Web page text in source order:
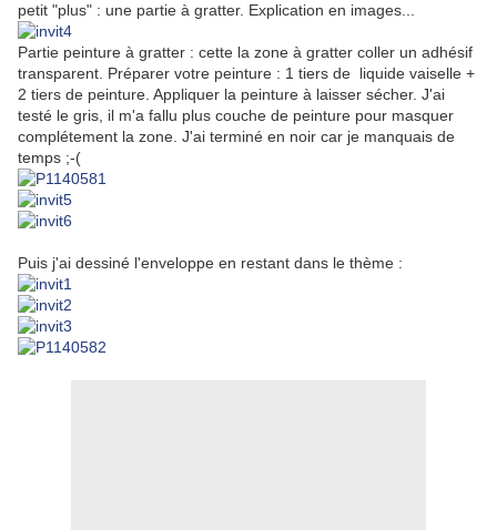
petit "plus" : une partie à gratter. Explication en images...
Partie peinture à gratter : cette la zone à gratter coller un adhésif
transparent. Préparer votre peinture : 1 tiers de liquide vaiselle +
2 tiers de peinture. Appliquer la peinture à laisser sécher. J'ai
testé le gris, il m'a fallu plus couche de peinture pour masquer
complétement la zone. J'ai terminé en noir car je manquais de
temps ;-(
Puis j'ai dessiné l'enveloppe en restant dans le thème :